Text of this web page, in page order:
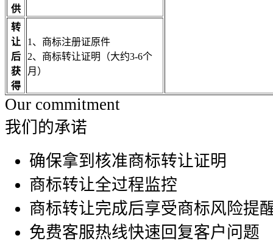
供
转
让
后
获
得
1、商标注册证原件
2、商标转让证明（大约3-6个
月）
Our commitment
我们的承诺
确保拿到核准商标转让证明
商标转让全过程监控
商标转让完成后享受商标风险提
免费客服热线快速回复客户问题